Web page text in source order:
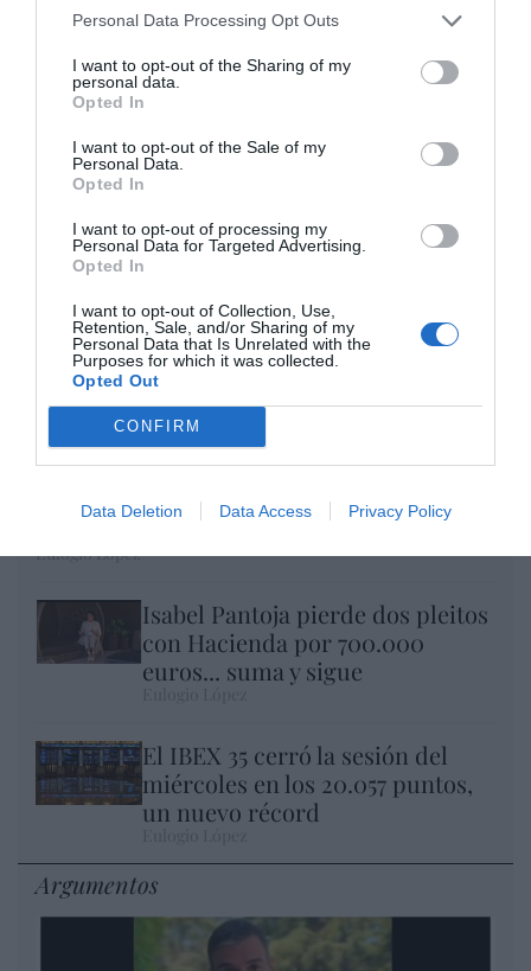
Personal Data Processing Opt Outs
I want to opt-out of the Sharing of my
personal data.
Opted In
I want to opt-out of the Sale of my
Personal Data.
Opted In
I want to opt-out of processing my
Personal Data for Targeted Advertising.
Opted In
I want to opt-out of Collection, Use,
Retention, Sale, and/or Sharing of my
Personal Data that Is Unrelated with the
Purposes for which it was collected.
Opted Out
CONFIRM
Data Deletion Data Access Privacy Policy
Enormes minucias
por Eulogio López
Nokia, Ericsson... Huawei: lo que importan
son las patentes
Eulogio López
Isabel Pantoja pierde dos pleitos
con Hacienda por 700.000
euros... suma y sigue
El IBEX 35 cerró la sesión del
miércoles en los 20.057 puntos,
un nuevo récord
Argumentos